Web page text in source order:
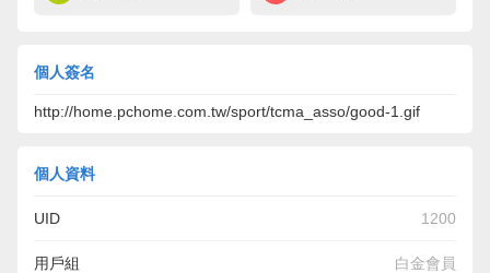
個人簽名
http://home.pchome.com.tw/sport/tcma_asso/good-1.gif
個人資料
UID 1200
用戶組 白金會員